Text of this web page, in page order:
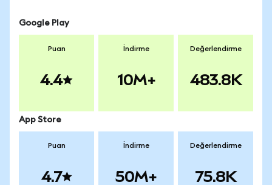
Google Play
Puan
4.4
İndirme
10M+
Değerlendirme
483.8K
App Store
Puan
4.7
İndirme
50M+
Değerlendirme
75.8K